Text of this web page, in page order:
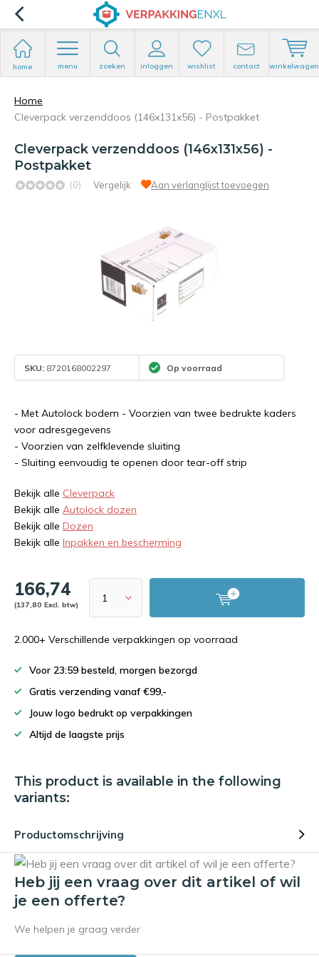
home menu zoeken inloggen wishlist contact winkelwagen
Home
Cleverpack verzenddoos (146x131x56) - Postpakket
Cleverpack verzenddoos (146x131x56) -
Postpakket
(0) Vergelijk Aan verlanglijst toevoegen
SKU: 8720168002297 Op voorraad
- Met Autolock bodem - Voorzien van twee bedrukte kaders
voor adresgegevens
- Voorzien van zelfklevende sluiting
- Sluiting eenvoudig te openen door tear-off strip
Bekijk alle Cleverpack
Bekijk alle Autolock dozen
Bekijk alle Dozen
Bekijk alle Inpakken en bescherming
166,74
(137,80 Excl. btw)
2.000+ Verschillende verpakkingen op voorraad
Voor 23:59 besteld, morgen bezorgd
Gratis verzending vanaf €99,-
Jouw logo bedrukt op verpakkingen
Altijd de laagste prijs
This product is available in the following
variants:
Productomschrijving
Heb jij een vraag over dit artikel of wil
je een offerte?
We helpen je graag verder